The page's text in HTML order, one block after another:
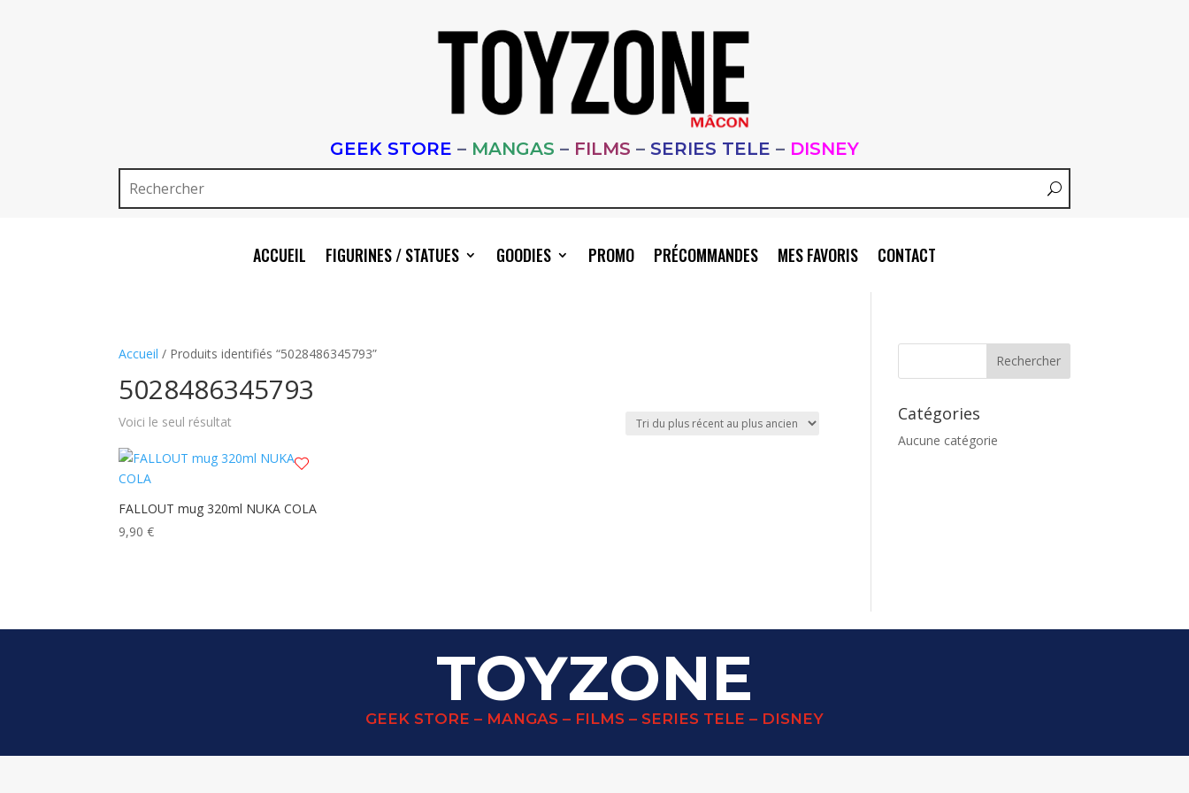
GEEK STORE – MANGAS – FILMS – SERIES TELE – DISNEY
ACCUEIL FIGURINES / STATUES GOODIES PROMO PRÉCOMMANDES MES FAVORIS CONTACT
Accueil / Produits identifiés “5028486345793”
5028486345793
Voici le seul résultat
FALLOUT mug 320ml NUKA COLA
9,90€
Catégories
Aucune catégorie
TOYZONE
GEEK STORE – MANGAS – FILMS – SERIES TELE – DISNEY